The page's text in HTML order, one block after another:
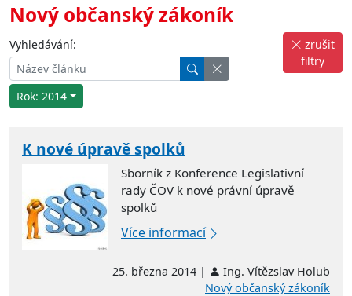
Nový občanský zákoník
Vyhledávání:
Rok: 2014
zrušit
filtry
K nové úpravě spolků
Sborník z Konference Legislativní
rady ČOV k nové právní úpravě
spolků
Více informací
25. března 2014 |
Ing. Vítězslav Holub
Nový občanský zákoník